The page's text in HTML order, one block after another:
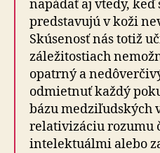
napádať aj vtedy,
predstavujú v koži
Skúsenosť nás totiž
záležitostiach
opatrný a
odmietnuť každý
bázu medziľudských
relativizáciu rozumu
intelektuálmi alebo